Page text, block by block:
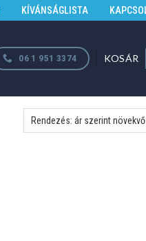
KÍVÁNSÁGLISTA
06 1 951 3374 KOSÁR